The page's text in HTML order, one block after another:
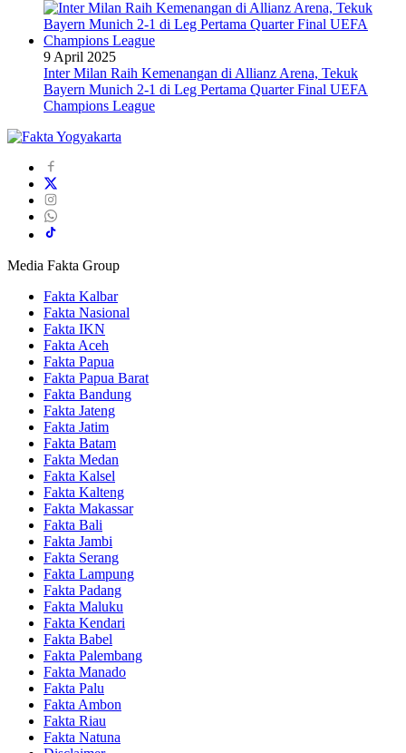
9 April 2025
Inter Milan Raih Kemenangan di Allianz Arena, Tekuk
Bayern Munich 2-1 di Leg Pertama Quarter Final UEFA
Champions League
Media Fakta Group
Fakta Kalbar
Fakta Nasional
Fakta IKN
Fakta Aceh
Fakta Papua
Fakta Papua Barat
Fakta Bandung
Fakta Jateng
Fakta Jatim
Fakta Batam
Fakta Medan
Fakta Kalsel
Fakta Kalteng
Fakta Makassar
Fakta Bali
Fakta Jambi
Fakta Serang
Fakta Lampung
Fakta Padang
Fakta Maluku
Fakta Kendari
Fakta Babel
Fakta Palembang
Fakta Manado
Fakta Palu
Fakta Ambon
Fakta Riau
Fakta Natuna